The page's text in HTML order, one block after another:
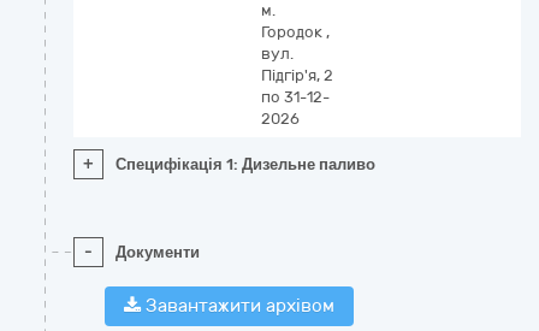
м.
Городок ,
вул.
Підгір'я, 2
по 31-12-
2026
+ Специфікація 1: Дизельне паливо
- Документи
Завантажити архівом